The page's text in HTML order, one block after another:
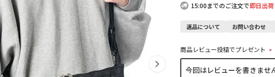
15:00までのご注文で即日出荷
返品について お問い合わせ
商品レビュー投稿でプレゼント
(
必